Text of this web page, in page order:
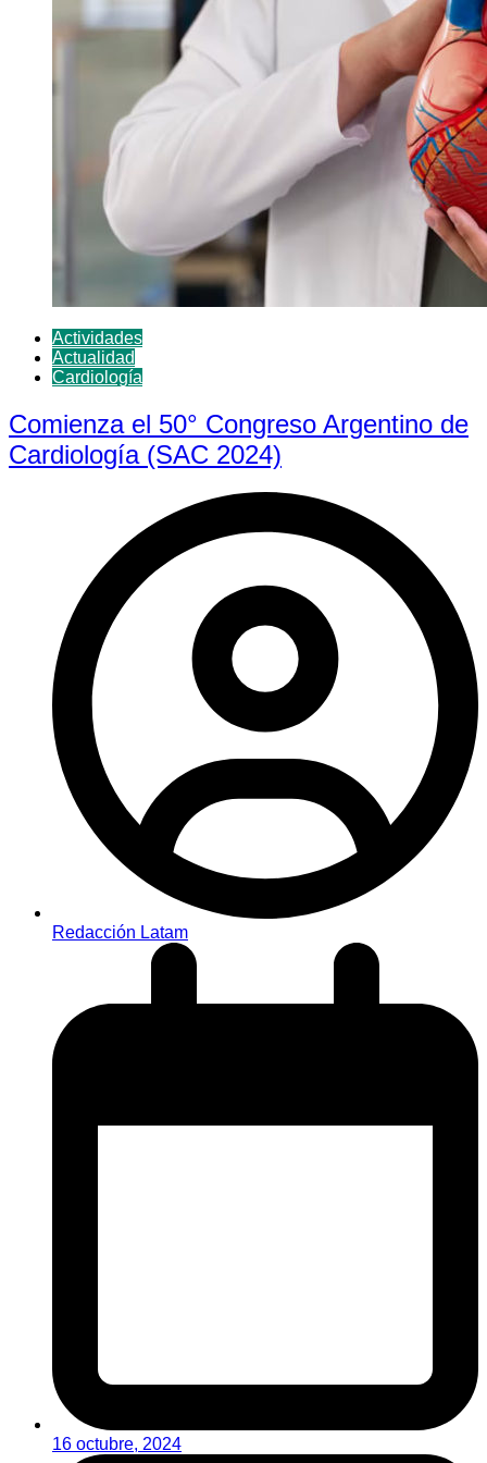
Actividades
Actualidad
Cardiología
Comienza el 50° Congreso Argentino de
Cardiología (SAC 2024)
Redacción Latam
16 octubre, 2024